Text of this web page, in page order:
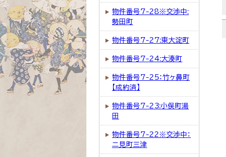
物件番号7-28※交渉中:
勢田町
物件番号7-27:東大淀町
物件番号7-24:大湊町
物件番号7-25：竹ヶ鼻町
【成約済】
物件番号7-23:小俣町湯
田
物件番号7-22※交渉中：
二見町三津